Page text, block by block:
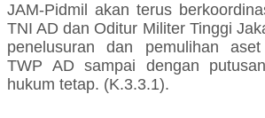
JAM-Pidmil akan terus
TNI AD dan Oditur Militer Tinggi
penelusuran dan pemulihan
TWP AD sampai dengan
hukum tetap. (K.3.3.1).